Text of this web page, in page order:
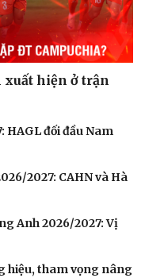
xuất hiện ở trận
HAGL đối đầu Nam
2027: CAHN và Hà
Anh 2026/2027: Vị
hiệu, tham vọng nâng